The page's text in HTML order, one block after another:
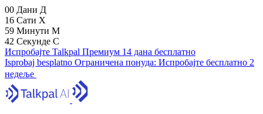
00 Дани Д
16 Сати Х
59 Минути М
41 Секунде С
Испробајте Talkpal Премиум 14 дана бесплатно
Isprobaj besplatno Ограничена понуда: Испробајте бесплатно 2
недеље